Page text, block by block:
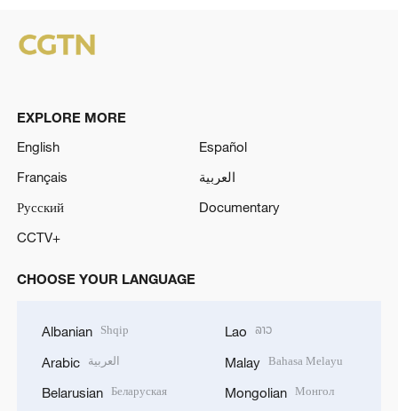
EXPLORE MORE
English
Español
Français
العربية
Русский
Documentary
CCTV+
CHOOSE YOUR LANGUAGE
Albanian Shqip
Arabic العربية
Belarusian Беларуская
Lao ລາວ
Malay Bahasa Melayu
Mongolian Монгол